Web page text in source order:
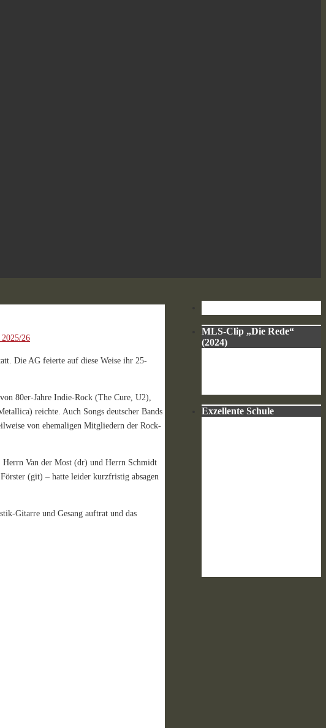
26
Die AG feierte auf diese Weise ihr 25-
80er-Jahre Indie-Rock (The Cure, U2),
reichte. Auch Songs deutscher Bands
von ehemaligen Mitgliedern der Rock-
Herrn Van der Most (dr) und Herrn Schmidt
(git) – hatte leider kurzfristig absagen
Gitarre und Gesang auftrat und das
MLS-Clip „Die Rede“
(2024)
Exzellente Schule